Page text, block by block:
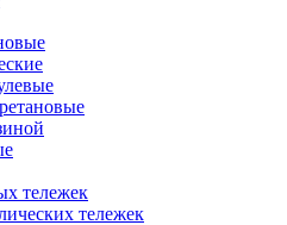
тележек
тележек